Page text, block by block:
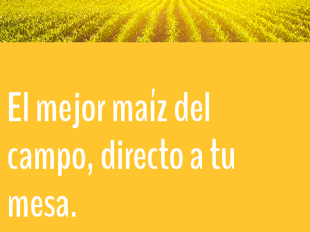
El mejor maíz del
campo, directo a tu
mesa.